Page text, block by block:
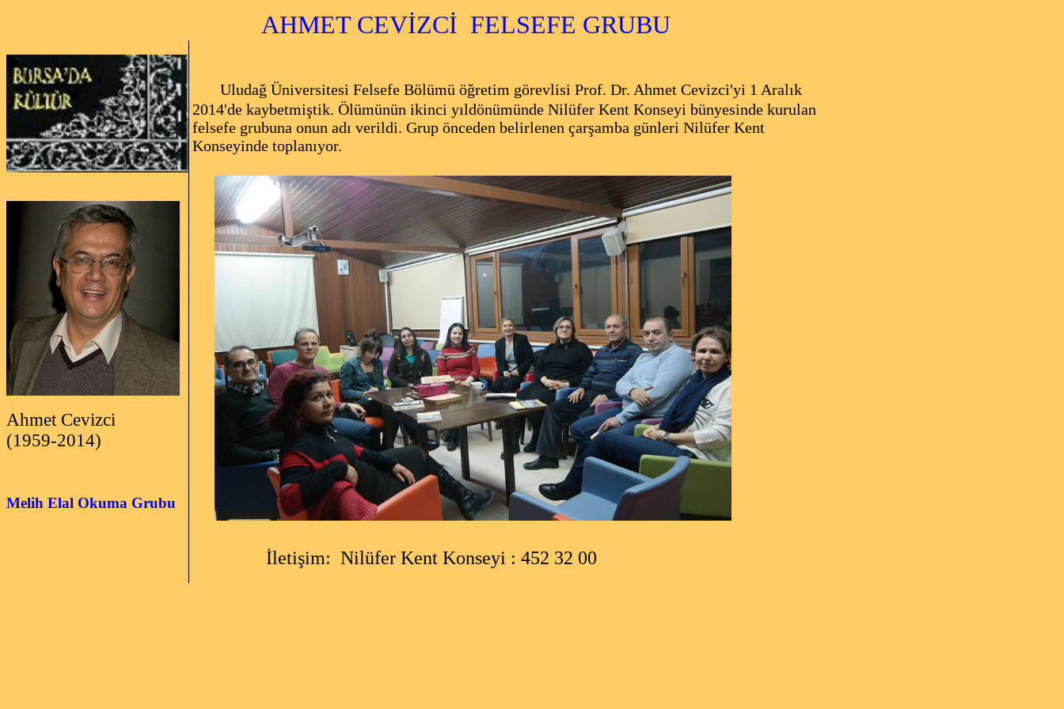
AHMET CEVİZCİ FELSEFE GRUBU
Ahmet Cevizci
(1959-2014)
Melih Elal Okuma Grubu
Uludağ Üniversitesi Felsefe Bölümü öğretim görevlisi Prof. Dr. Ahmet Cevizci'yi 1 Aralık
2014'de kaybetmiştik. Ölümünün ikinci yıldönümünde Nilüfer Kent Konseyi bünyesinde kurulan
felsefe grubuna onun adı verildi. Grup önceden belirlenen çarşamba günleri Nilüfer Kent
Konseyinde toplanıyor.
İletişim: Nilüfer Kent Konseyi : 452 32 00